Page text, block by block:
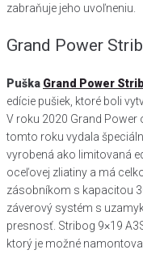
zabraňuje jeho uvoľneniu.
Grand Power
Puška Grand Power
edície pušiek, ktoré boli
V roku 2020 Grand Power
tomto roku vydala
vyrobená ako limitovaná
oceľovej zliatiny a má
zásobníkom s kapacitou
záverový systém s
presnosť. Stribog 9×19
ktorý je možné